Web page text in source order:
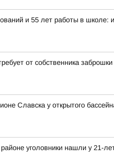
и 55 лет работы в школе:
от собственника
Славска у открытого
уголовники нашли у 21-